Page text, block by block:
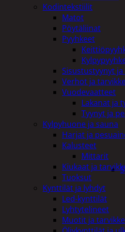
Kodintekstiilit
Matot
Pöytäliinat
Pyyhkeet
Sisustustyynyt
Verhot ja
Vuodevaatteet
Lakanat ja
Tyynyt ja
Kylpyhuone ja sauna
Harjat ja
Kalusteet
Mittarit
Kiukaat ja
Tuoksut
Kynttilät ja lyhdyt
Led-kynttilät
Lyhtytelineet
Muotit ja